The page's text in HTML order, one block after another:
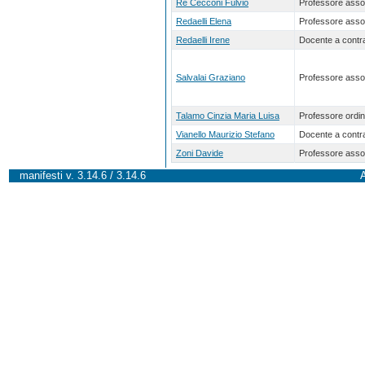
Re Cecconi Fulvio
Professore
Redaelli Elena
Professore
Redaelli Irene
Docente a
Salvalai Graziano Professore
Talamo Cinzia Maria Luisa
Professore
Vianello Maurizio Stefano
Docente a
Zoni Davide
Professore
manifesti v. 3.14.6 / 3.14.6